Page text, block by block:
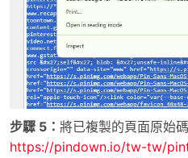
步驟 5： 將已複製的頁面原始
https://pindown.io/tw-tw/